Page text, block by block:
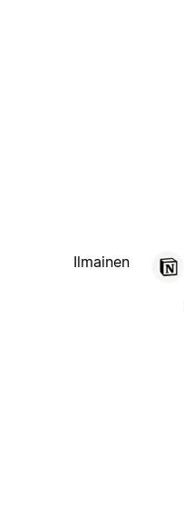
Ilmainen